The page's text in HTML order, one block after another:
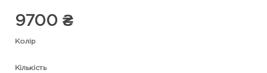
9700 ₴
Колір
Кількість